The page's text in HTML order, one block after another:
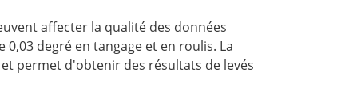
affecter la qualité des données
degré en tangage et en roulis. La
permet d'obtenir des résultats de levés